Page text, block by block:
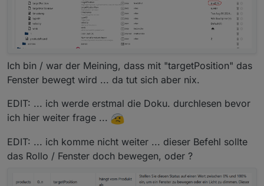
Ich bin / war der Meining, dass mit "targetPosition" das
Fenster bewegt wird ... da tut sich aber nix.
EDIT: ... ich werde erstmal die Doku. durchlesen bevor
ich hier weiter frage ...
EDIT: ... ich komme nicht weiter ... dieser Befehl sollte
das Rollo / Fenster doch bewegen, oder ?